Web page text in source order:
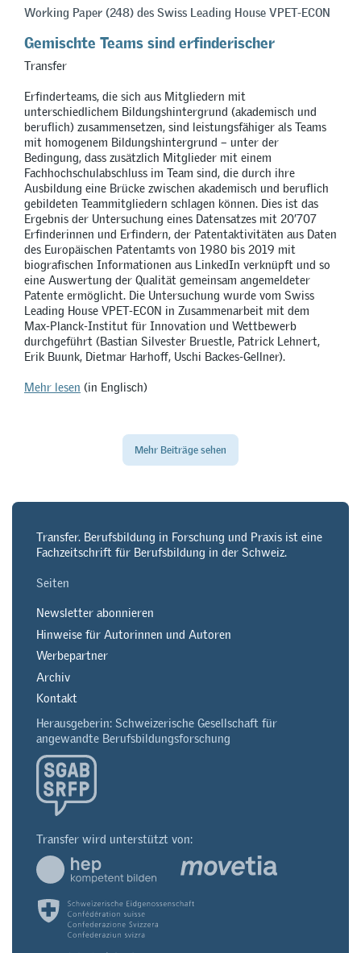
Working Paper (248) des Swiss Leading House VPET-ECON
Gemischte Teams sind erfinderischer
Transfer
Erfinderteams, die sich aus Mitgliedern mit
unterschiedlichem Bildungshintergrund (akademisch und
beruflich) zusammensetzen, sind leistungsfähiger als Teams
mit homogenem Bildungshintergrund – unter der
Bedingung, dass zusätzlich Mitglieder mit einem
Fachhochschulabschluss im Team sind, die durch ihre
Ausbildung eine Brücke zwischen akademisch und beruflich
gebildeten Teammitgliedern schlagen können. Dies ist das
Ergebnis der Untersuchung eines Datensatzes mit 20’707
Erfinderinnen und Erfindern, der Patentaktivitäten aus Daten
des Europäischen Patentamts von 1980 bis 2019 mit
biografischen Informationen aus LinkedIn verknüpft und so
eine Auswertung der Qualität gemeinsam angemeldeter
Patente ermöglicht. Die Untersuchung wurde vom Swiss
Leading House VPET-ECON in Zusammenarbeit mit dem
Max-Planck-Institut für Innovation und Wettbewerb
durchgeführt (Bastian Silvester Bruestle, Patrick Lehnert,
Erik Buunk, Dietmar Harhoff, Uschi Backes-Gellner).
Mehr lesen (in Englisch)
Mehr Beiträge sehen
Transfer. Berufsbildung in Forschung und Praxis ist eine
Fachzeitschrift für Berufsbildung in der Schweiz.
Seiten
Newsletter abonnieren
Hinweise für Autorinnen und Autoren
Werbepartner
Archiv
Kontakt
Herausgeberin: Schweizerische Gesellschaft für
angewandte Berufsbildungsforschung
Transfer wird unterstützt von: